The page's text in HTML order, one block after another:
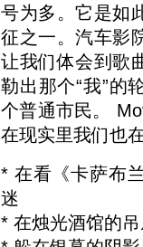
号为多。它是如
征之一。汽车影
让我们体会到歌
勒出那个“我”
个普通市民。
在现实里我们也
* 在看《卡萨布
迷
* 在烛光酒馆的